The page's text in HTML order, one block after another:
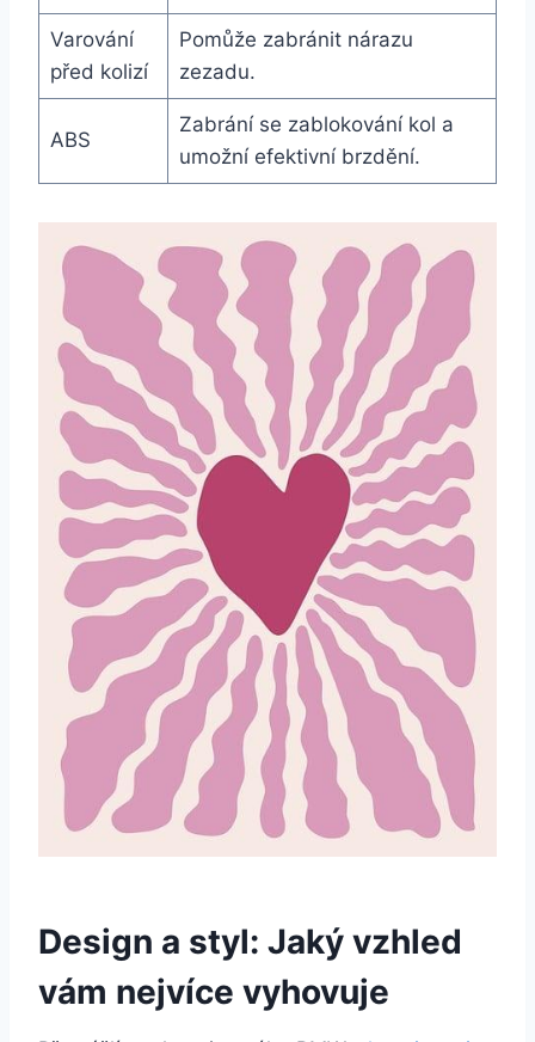
Varování
před kolizí
Pomůže zabránit nárazu
zezadu.
ABS
Zabrání se zablokování kol a
umožní efektivní brzdění.
Design a styl: Jaký vzhled
vám nejvíce vyhovuje